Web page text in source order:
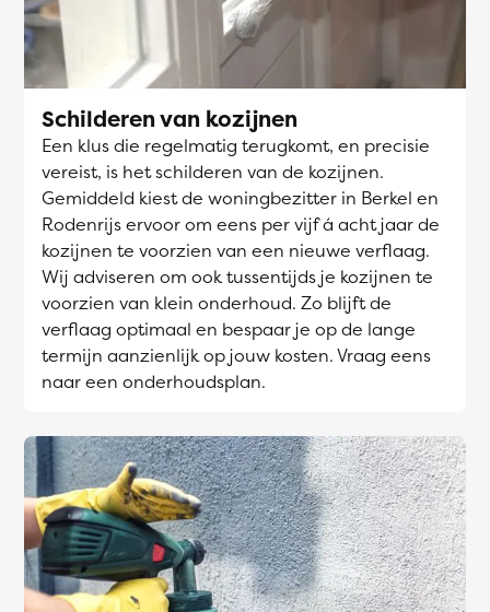
Schilderen van kozijnen
Een klus die regelmatig terugkomt, en precisie
vereist, is het schilderen van de kozijnen.
Gemiddeld kiest de woningbezitter in Berkel en
Rodenrijs ervoor om eens per vijf á acht jaar de
kozijnen te voorzien van een nieuwe verflaag.
Wij adviseren om ook tussentijds je kozijnen te
voorzien van klein onderhoud. Zo blijft de
verflaag optimaal en bespaar je op de lange
termijn aanzienlijk op jouw kosten. Vraag eens
naar een onderhoudsplan.